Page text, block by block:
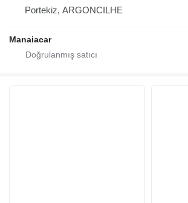
Portekiz, ARGONCILHE
Manaiacar